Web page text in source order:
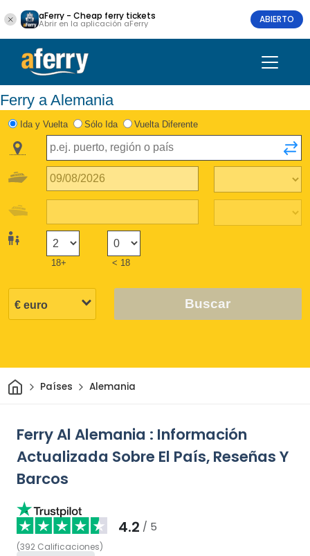
aFerry - Cheap ferry tickets
Abrir en la aplicación aFerry ABIERTO
Ferry a Alemania
Ida y Vuelta Sólo Ida Vuelta Diferente
18+ < 18
Buscar
InicioPaíses Alemania
Ferry Al Alemania : Información
Actualizada Sobre El País, Reseñas Y
Barcos
4.2 / 5
(392 Calificaciones)